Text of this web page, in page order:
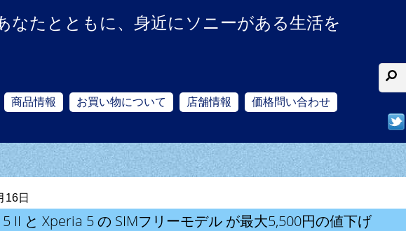
なたとともに、身近にソニーがある生活を
商品情報 お買い物について 店舗情報
価格問い合わせ
16日
II と Xperia 5 の SIMフリーモデル が最大5,500円の値下げ